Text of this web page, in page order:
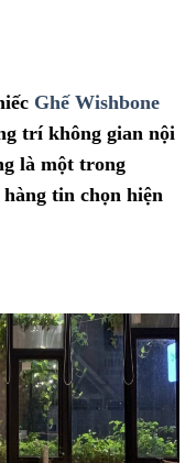
Ghế Wishbone
trí không gian nội
là một trong
tin chọn hiện